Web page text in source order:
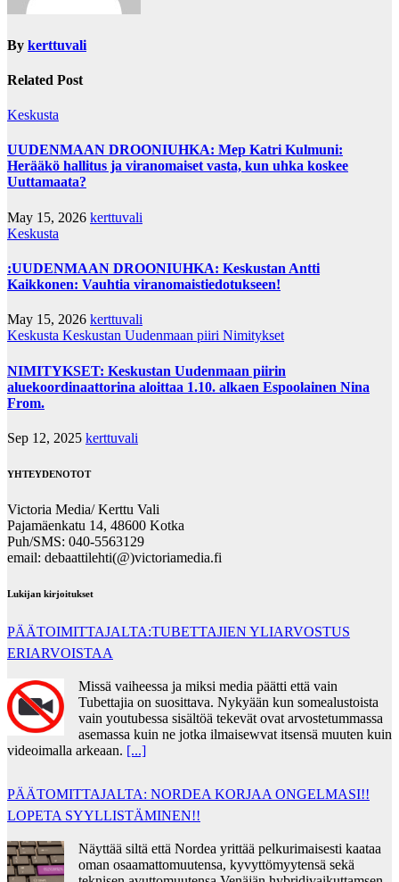
By kerttuvali
Related Post
Keskusta
UUDENMAAN DROONIUHKA: Mep Katri Kulmuni:
Herääkö hallitus ja viranomaiset vasta, kun uhka koskee
Uuttamaata?
May 15, 2026 kerttuvali
Keskusta
:UUDENMAAN DROONIUHKA: Keskustan Antti
Kaikkonen: Vauhtia viranomaistiedotukseen!
May 15, 2026 kerttuvali
Keskusta Keskustan Uudenmaan piiri Nimitykset
NIMITYKSET: Keskustan Uudenmaan piirin
aluekoordinaattorina aloittaa 1.10. alkaen Espoolainen Nina
From.
Sep 12, 2025 kerttuvali
YHTEYDENOTOT
Victoria Media/ Kerttu Vali
Pajamäenkatu 14, 48600 Kotka
Puh/SMS: 040-5563129
email: debaattilehti(@)victoriamedia.fi
Lukijan kirjoitukset
PÄÄTOIMITTAJALTA:TUBETTAJIEN YLIARVOSTUS
ERIARVOISTAA
Missä vaiheessa ja miksi media päätti että vain
Tubettajia on suosittava. Nykyään kun somealustoista
vain youtubessa sisältöä tekevät ovat arvostetummassa
asemassa kuin ne jotka ilmaisewvat itsensä muuten kuin
videoimalla arkeaan. [...]
PÄÄTOMITTAJALTA: NORDEA KORJAA ONGELMASI!!
LOPETA SYYLLISTÄMINEN!!
Näyttää siltä että Nordea yrittää pelkurimaisesti kaataa
oman osaamattomuutensa, kyvyttömyytensä sekä